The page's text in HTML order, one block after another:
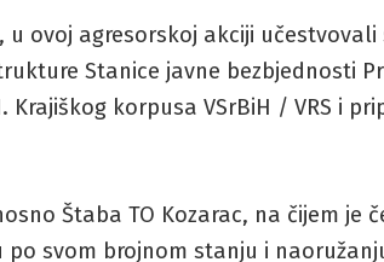
ovoj agresorskoj akciji učestvovali
Stanice javne bezbjednosti
Krajiškog korpusa VSrBiH / VRS i
Štaba TO Kozarac, na čijem je
po svom brojnom stanju i